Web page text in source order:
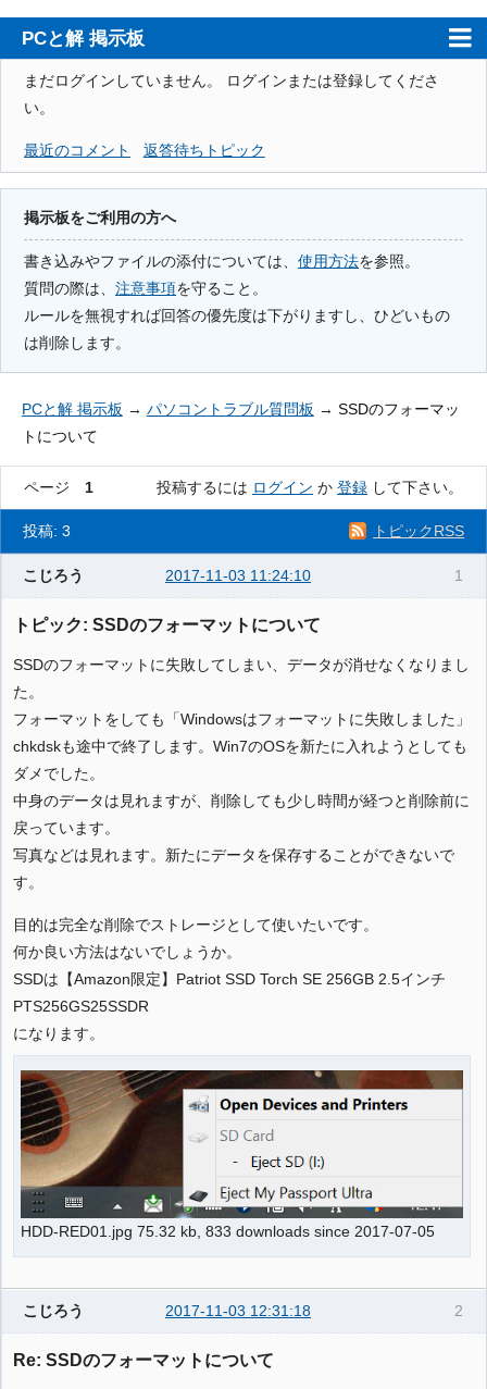
PCと解 掲示板
ホーム
注意事項
使用方法
検索
登録
ログイン
まだログインしていません。
ログインまたは登録してくださ
い。
最近のコメント 返答待ちトピック
掲示板をご利用の方へ
書き込みやファイルの添付については、 使用方法を参照。
質問の際は、 注意事項を守ること。
ルールを無視すれば回答の優先度は下がりますし、ひどいもの
は削除します。
PCと解 掲示板 → パソコントラブル質問板 → SSDのフォーマッ
トについて
ページ 1 投稿するには ログイン か 登録 して下さい。
トピックRSS
投稿: 3
1
こじろう 2017-11-03 11:24:10
トピック: SSDのフォーマットについて
SSDのフォーマットに失敗してしまい、データが消せなくなりまし
た。
フォーマットをしても「Windowsはフォーマットに失敗しました」
chkdskも途中で終了します。Win7のOSを新たに入れようとしても
ダメでした。
中身のデータは見れますが、削除しても少し時間が経つと削除前に
戻っています。
写真などは見れます。新たにデータを保存することができないで
す。
目的は完全な削除でストレージとして使いたいです。
何か良い方法はないでしょうか。
SSDは【Amazon限定】Patriot SSD Torch SE 256GB 2.5インチ
PTS256GS25SSDR
になります。
HDD-RED01.jpg 75.32 kb, 833 downloads since 2017-07-05
2
こじろう 2017-11-03 12:31:18
Re: SSDのフォーマットについて